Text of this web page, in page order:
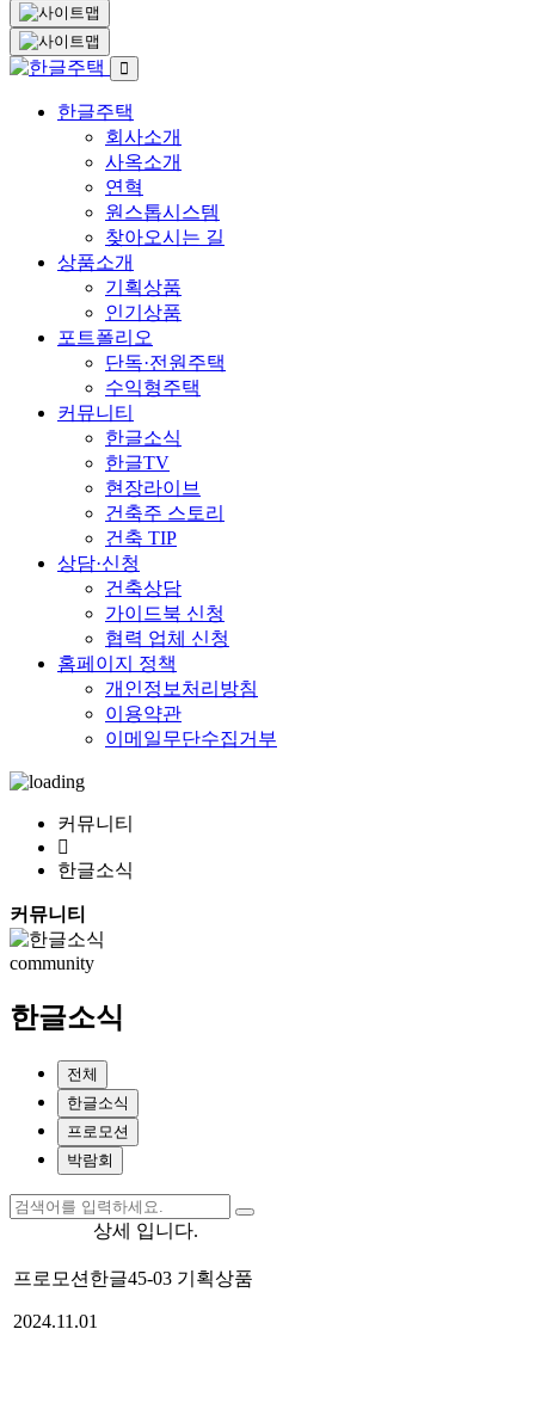
한글주택
회사소개
사옥소개
연혁
원스톱시스템
찾아오시는 길
상품소개
기획상품
인기상품
포트폴리오
단독·전원주택
수익형주택
커뮤니티
한글소식
한글TV
현장라이브
건축주 스토리
건축 TIP
상담·신청
건축상담
가이드북 신청
협력 업체 신청
홈페이지 정책
개인정보처리방침
이용약관
이메일무단수집거부
커뮤니티
한글소식
커뮤니티
community
한글소식
전체
한글소식
프로모션
박람회
상세 입니다.
프로모션 한글45-03 기획상품
2024.11.01